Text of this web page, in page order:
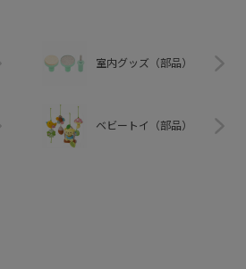
室内グッズ（部品）
ベビートイ（部品）